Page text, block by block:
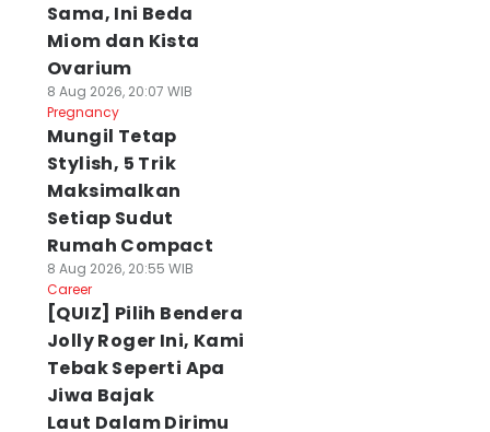
Sama, Ini Beda
Miom dan Kista
Ovarium
8 Aug 2026, 20:07 WIB
Pregnancy
Mungil Tetap
Stylish, 5 Trik
Maksimalkan
Setiap Sudut
Rumah Compact
8 Aug 2026, 20:55 WIB
Career
[QUIZ] Pilih Bendera
Jolly Roger Ini, Kami
Tebak Seperti Apa
Jiwa Bajak
Laut Dalam Dirimu